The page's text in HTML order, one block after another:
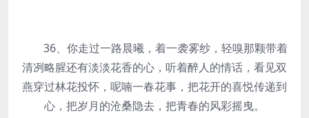
36、你走过一路晨曦，着一袭雾纱，轻嗅那颗带着
清冽略腥还有淡淡花香的心，听着醉人的情话，看见双
燕穿过林花投怀，呢喃一春花事，把花开的喜悦传递到
心，把岁月的沧桑隐去，把青春的风彩摇曳。